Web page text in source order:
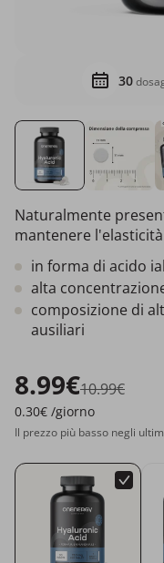
30
Naturalmente
mantenere
in forma di acido
alta
composizione di
ausiliari
8.99€10.99€
0.30€ /giorno
Il prezzo più basso negli